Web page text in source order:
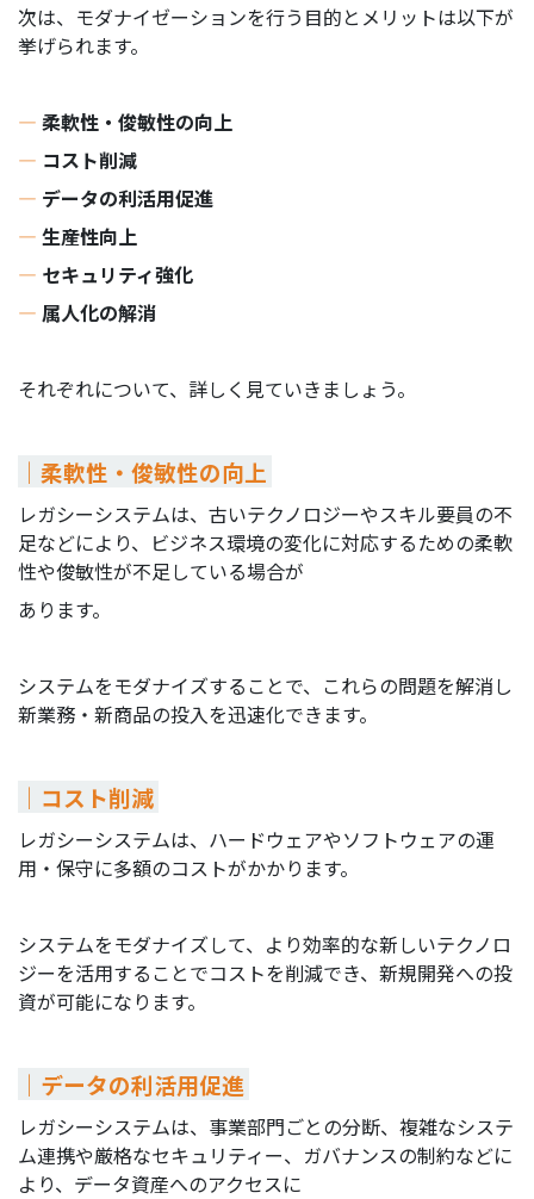
次は、モダナイゼーションを行う目的とメリットは以下が
挙げられます。
― 柔軟性・俊敏性の向上
― コスト削減
― データの利活用促進
― 生産性向上
― セキュリティ強化
― 属人化の解消
それぞれについて、詳しく見ていきましょう。
｜柔軟性・俊敏性の向上
レガシーシステムは、古いテクノロジーやスキル要員の不
足などにより、ビジネス環境の変化に対応するための柔軟
性や俊敏性が不足している場合が
あります。
システムをモダナイズすることで、これらの問題を解消し
新業務・新商品の投入を迅速化できます。
｜コスト削減
レガシーシステムは、ハードウェアやソフトウェアの運
用・保守に多額のコストがかかります。
システムをモダナイズして、より効率的な新しいテクノロ
ジーを活用することでコストを削減でき、新規開発への投
資が可能になります。
｜データの利活用促進
レガシーシステムは、事業部門ごとの分断、複雑なシステ
ム連携や厳格なセキュリティー、ガバナンスの制約などに
より、データ資産へのアクセスに